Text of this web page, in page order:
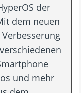
der
dem neuen
und mehr